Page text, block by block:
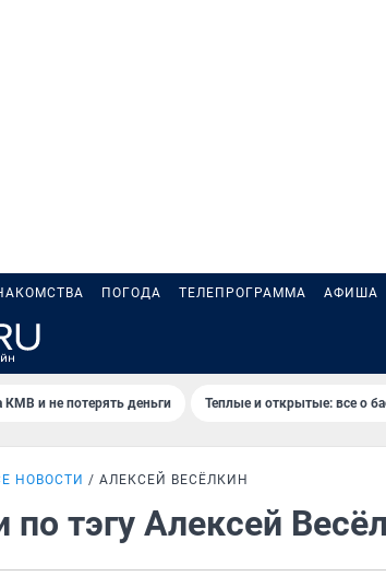
ПОГОДА ТЕЛЕПРОГРАММА АФИША
КМВ и не потерять деньги Теплые и открытые: все о
НОВОСТИ АЛЕКСЕЙ ВЕСЁЛКИН
по тэгу Алексей